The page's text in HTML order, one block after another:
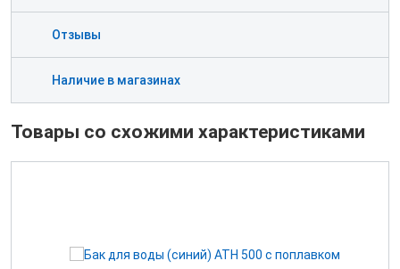
Отзывы
Наличие в магазинах
Товары со схожими характеристиками